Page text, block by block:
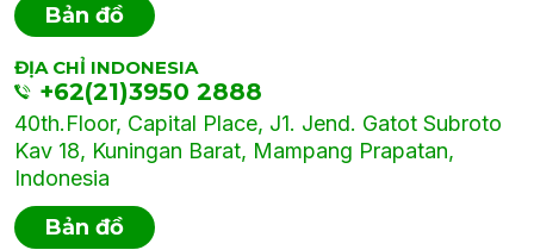
Bản đồ
ĐỊA CHỈ INDONESIA
+62(21)3950 2888
40th.Floor, Capital Place, J1. Jend. Gatot Subroto
Kav 18, Kuningan Barat, Mampang Prapatan,
Indonesia
Bản đồ